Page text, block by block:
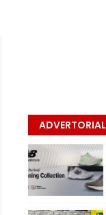
ADVERTORIAL